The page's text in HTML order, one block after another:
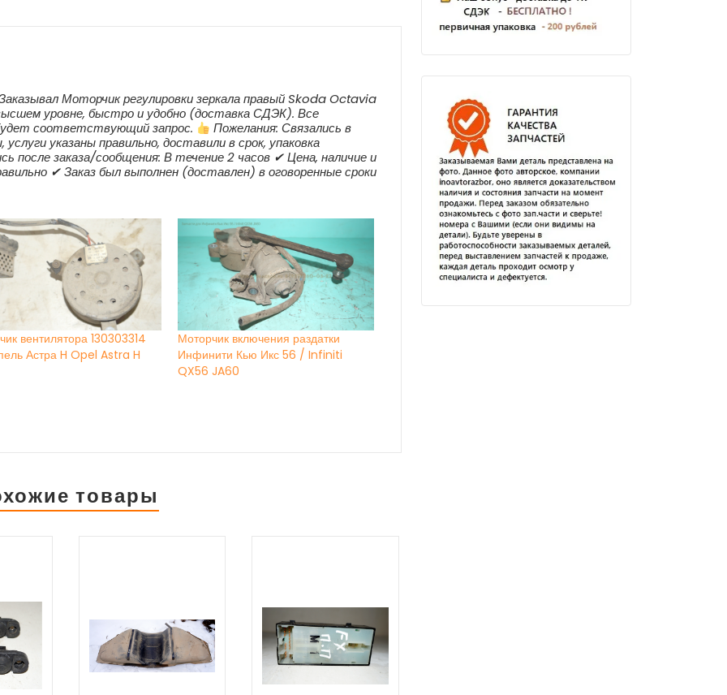
Моторчик регулировки зеркала правый Skoda Octavia
уровне, быстро и удобно (доставка СДЭК). Все
соответствующий запрос.
Пожелания: Связались в
указаны правильно, доставили в срок, упаковка
после заказа/сообщения: В течение 2 часов ✔ Цена, наличие и
✔ Заказ был выполнен (доставлен) в оговоренные сроки
вентилятора 130303314
Астра H Opel Astra H
Моторчик включения раздатки
Инфинити Кью Икс 56 / Infiniti
QX56 JA60
товары